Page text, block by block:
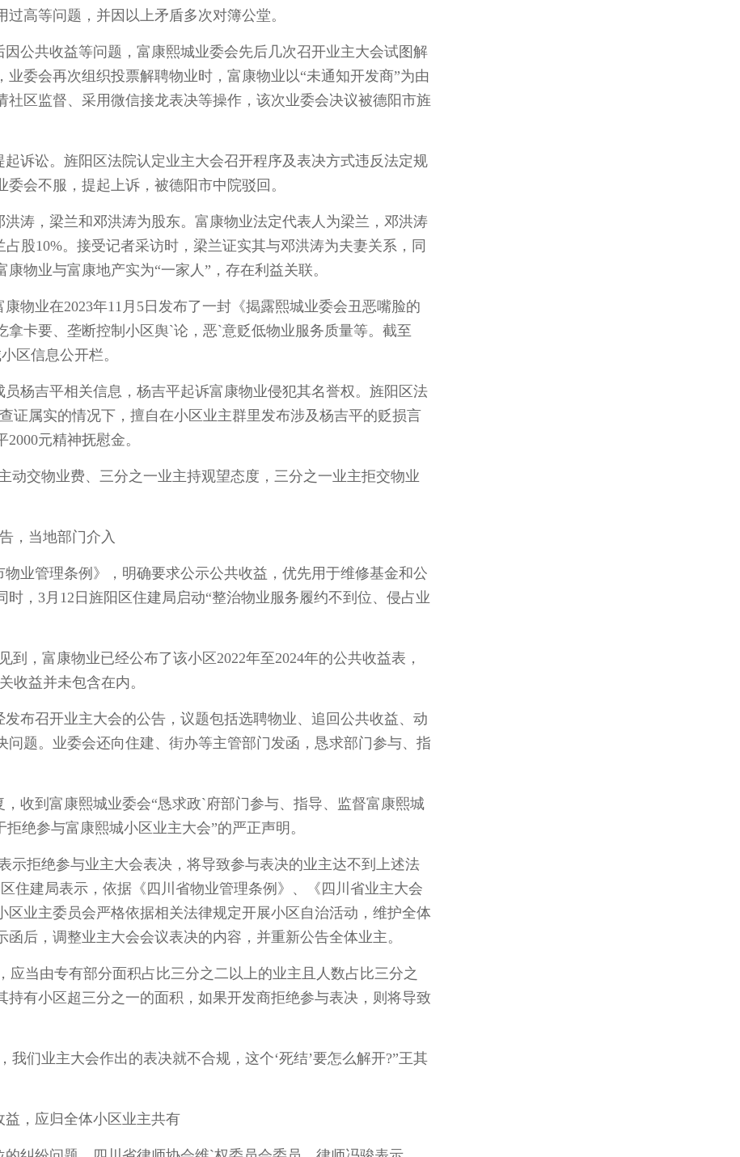
高等问题，并因以上矛盾多次对簿公堂。
公共收益等问题，富康熙城业委会先后几次召开业主大会试图解
委会再次组织投票解聘物业时，富康物业以“未通知开发商”为由
社区监督、采用微信接龙表决等操作，该次业委会决议被德阳市旌
讼。旌阳区法院认定业主大会召开程序及表决方式违反法定规
会不服，提起上诉，被德阳市中院驳回。
，梁兰和邓洪涛为股东。富康物业法定代表人为梁兰，邓洪涛
股10%。接受记者采访时，梁兰证实其与邓洪涛为夫妻关系，同
物业与富康地产实为“一家人”，存在利益关联。
业在2023年11月5日发布了一封《揭露熙城业委会丑恶嘴脸的
卡要、垄断控制小区舆`论，恶`意贬低物业服务质量等。截至
区信息公开栏。
吉平相关信息，杨吉平起诉富康物业侵犯其名誉权。旌阳区法
证属实的情况下，擅自在小区业主群里发布涉及杨吉平的贬损言
元精神抚慰金。
交物业费、三分之一业主持观望态度，三分之一业主拒交物业
，当地部门介入
管理条例》，明确要求公示公共收益，优先用于维修基金和公
，3月12日旌阳区住建局启动“整治物业服务履约不到位、侵占业
，富康物业已经公布了该小区2022年至2024年的公共收益表，
收益并未包含在内。
召开业主大会的公告，议题包括选聘物业、追回公共收益、动
题。业委会还向住建、街办等主管部门发函，恳求部门参与、指
到富康熙城业委会“恳求政`府部门参与、指导、监督富康熙城
绝参与富康熙城小区业主大会”的严正声明。
拒绝参与业主大会表决，将导致参与表决的业主达不到上述法
住建局表示，依据《四川省物业管理条例》、《四川省业主大会
业主委员会严格依据相关法律规定开展小区自治活动，维护全体
后，调整业主大会会议表决的内容，并重新公告全体业主。
当由专有部分面积占比三分之二以上的业主且人数占比三分之
有小区超三分之一的面积，如果开发商拒绝参与表决，则将导致
们业主大会作出的表决就不合规，这个‘死结’要怎么解开?”王其
，应归全体小区业主共有